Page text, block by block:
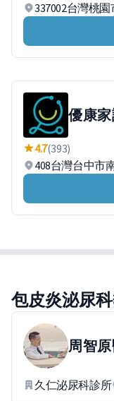
337002台灣桃
優康
4.7(393)
408台灣台中市
包皮炎泌尿
周智原
久仁泌尿科診所